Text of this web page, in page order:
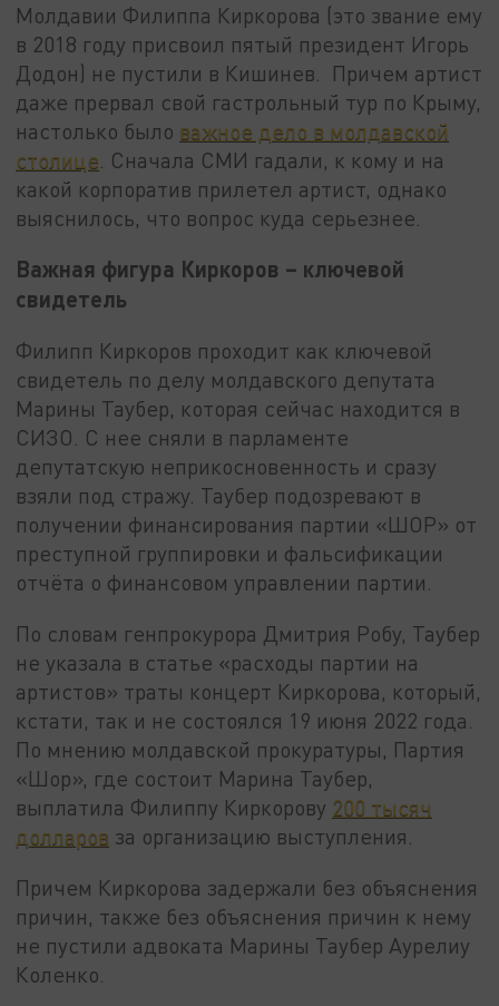
Молдавии Филиппа Киркорова (это звание ему
в 2018 году присвоил пятый президент Игорь
Додон) не пустили в Кишинев. Причем артист
даже прервал свой гастрольный тур по Крыму,
настолько было важное дело в молдавской
столице . Сначала СМИ гадали, к кому и на
какой корпоратив прилетел артист, однако
выяснилось, что вопрос куда серьезнее.
Важная фигура Киркоров – ключевой
свидетель
Филипп Киркоров проходит как ключевой
свидетель по делу молдавского депутата
Марины Таубер, которая сейчас находится в
СИЗО. С нее сняли в парламенте
депутатскую неприкосновенность и сразу
взяли под стражу. Таубер подозревают в
получении финансирования партии «ШОР» от
преступной группировки и фальсификации
отчёта о финансовом управлении партии.
По словам генпрокурора Дмитрия Робу, Таубер
не указала в статье «расходы партии на
артистов» траты концерт Киркорова, который,
кстати, так и не состоялся 19 июня 2022 года.
По мнению молдавской прокуратуры, Партия
«Шор», где состоит Марина Таубер,
выплатила Филиппу Киркорову 200 тысяч
долларов за организацию выступления.
Причем Киркорова задержали без объяснения
причин, также без объяснения причин к нему
не пустили адвоката Марины Таубер Аурелиу
Коленко.